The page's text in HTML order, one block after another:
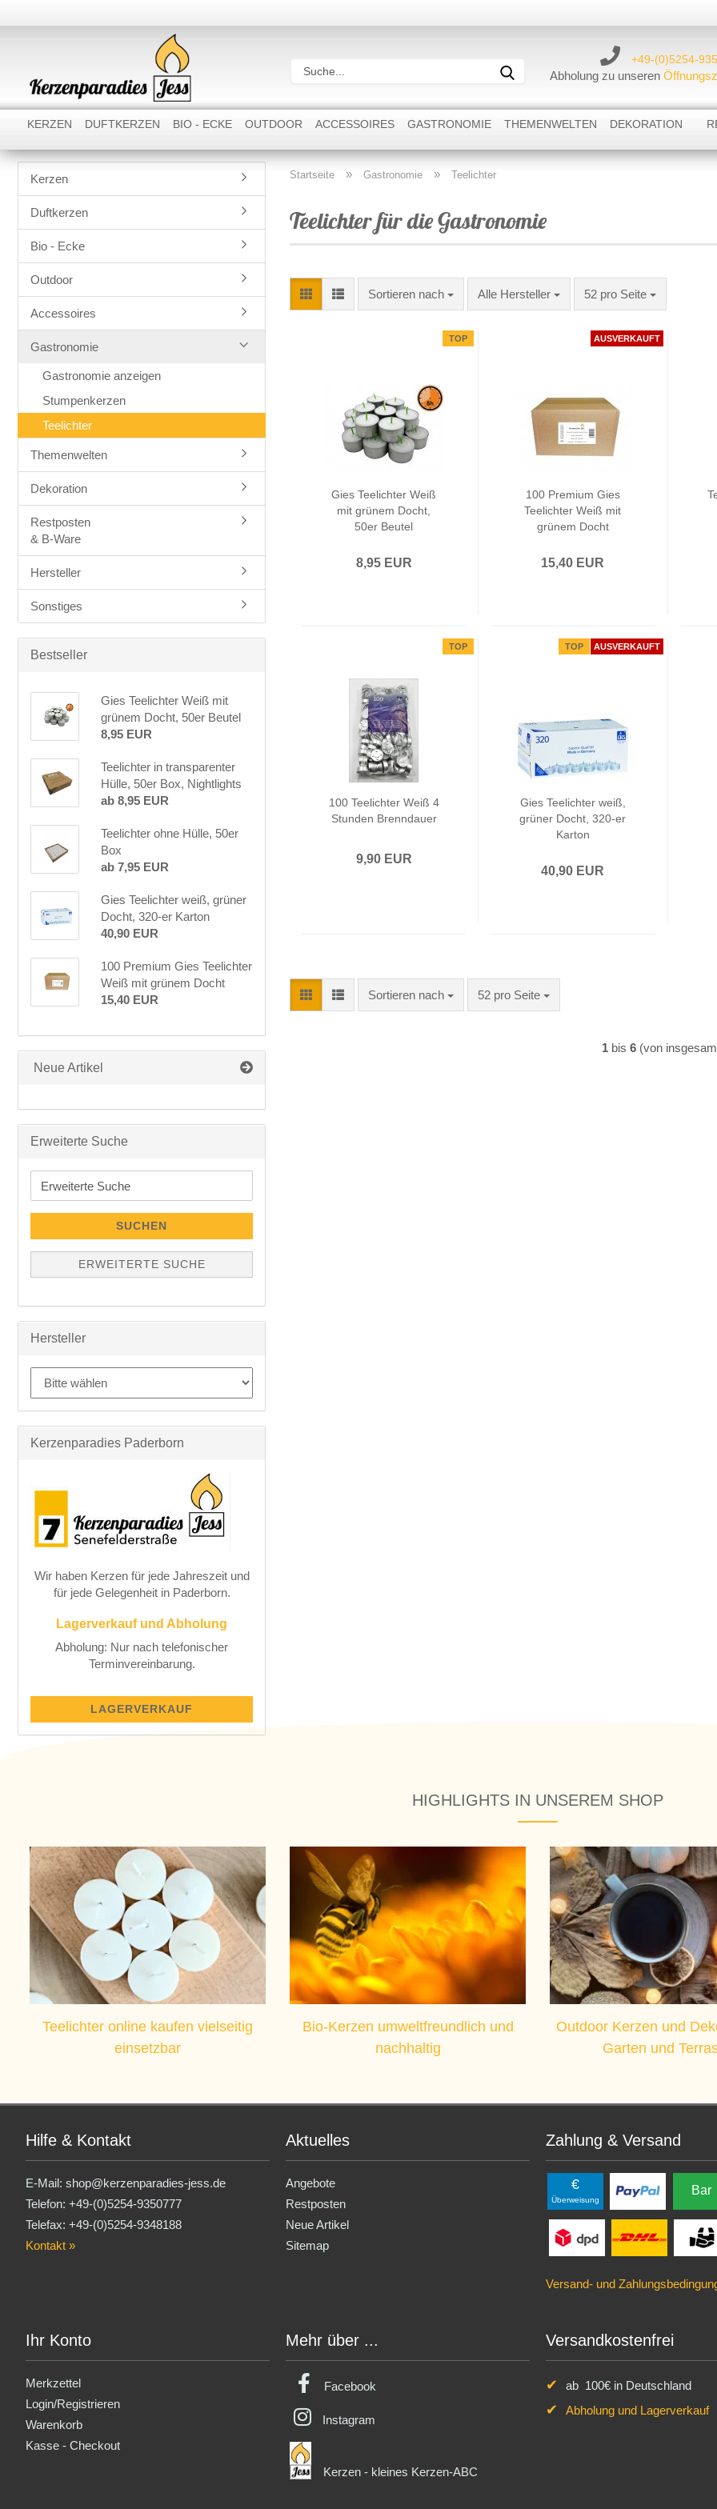
+49-(0)5254-
Abholung zu unseren
KERZEN
Rustik Stumpenkerzen
Rustik Stabkerzen
DUFTKERZEN BIO - ECKE OUTDOOR ACCESSOIRES
Windlichter
Teelichthalter
GASTRONOMIE THEMENWELTEN
Baumkerzen
Toilettenpapier
DEKORATION
Startseite » Gastronomie » Teelichter
Teelichter für die Gastronomie
Sortieren nach
Sortieren nach Alle Hersteller
pro Seite 52 pro Seite
pro Seite
TOP
Gies Teelichter Weiß
mit grünem Docht,
50er Beutel
8,95 EUR
AUSVERKAUFT
100 Premium Gies
Teelichter Weiß mit
grünem Docht
15,40 EUR
TOP
100 Teelichter Weiß 4
Stunden Brenndauer
9,90 EUR
TOP AUSVERKAUFT
Gies Teelichter weiß,
grüner Docht, 320-er
Karton
40,90 EUR
Sortieren nach
Sortieren nach 52 pro Seite
pro Seite
1 bis 6 (von
Kerzen
Duftkerzen
Bio - Ecke
Outdoor
Accessoires
Gastronomie
Gastronomie anzeigen
Stumpenkerzen
Teelichter
Themenwelten
Dekoration
Restposten
& B-Ware
Hersteller
Sonstiges
Bestseller
Gies Teelichter Weiß mit
grünem Docht, 50er Beutel
8,95 EUR
Teelichter in transparenter
Hülle, 50er Box, Nightlights
ab 8,95 EUR
Teelichter ohne Hülle, 50er
Box
ab 7,95 EUR
Gies Teelichter weiß, grüner
Docht, 320-er Karton
40,90 EUR
100 Premium Gies Teelichter
Weiß mit grünem Docht
15,40 EUR
Neue Artikel
Erweiterte Suche
Suche
SUCHEN
ERWEITERTE SUCHE
Hersteller
Kerzenparadies Paderborn
Wir haben Kerzen für jede Jahreszeit und
für jede Gelegenheit in Paderborn.
Lagerverkauf und Abholung
Abholung: Nur nach telefonischer
Terminvereinbarung.
LAGERVERKAUF
HIGHLIGHTS IN UNSEREM SHOP
Teelichter online kaufen vielseitig
einsetzbar
Bio-Kerzen umweltfreundlich und
nachhaltig
Outdoor Kerzen und
Garten und
Hilfe & Kontakt
E-Mail: shop@kerzenparadies-jess.de
Telefon: +49-(0)5254-9350777
Telefax: +49-(0)5254-9348188
Kontakt »
Ihr Konto
Merkzettel
Login/Registrieren
Warenkorb
Kasse - Checkout
Aktuelles
Angebote
Restposten
Neue Artikel
Sitemap
Mehr über ...
Facebook
Instagram
Kerzen - kleines Kerzen-ABC
Zahlung & Versand
€
Überweisung
Bar
Versand- und
Versandkostenfrei
ab 100€ in Deutschland
Abholung und Lagerverkauf